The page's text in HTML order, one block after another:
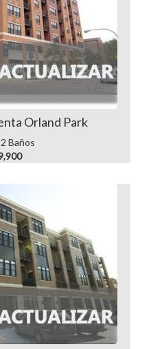
Orland Park
Baños